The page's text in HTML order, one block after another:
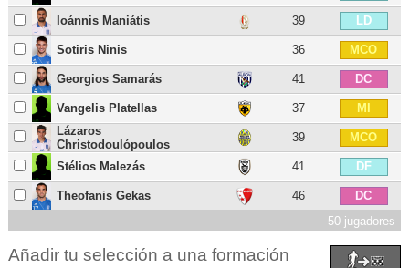
Ioánnis Maniátis 39 LD
Sotiris Ninis 36 MCO
Georgios Samarás 41 DC
Vangelis Platellas 37
MI
Lázaros
Christodoulópoulos
39 MCO
Stélios Malezás 41 DF
Theofanis Gekas 46
DC
50 jugadores
Añadir tu selección a una formación